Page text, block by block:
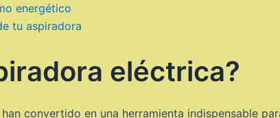
energético
tu aspiradora
eléctrica?
convertido en una herramienta indispensable